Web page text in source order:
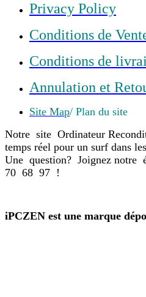
Privacy Policy
Conditions de
Conditions de
Annulation et
Site Map/ Plan du site
Notre site Ordinateur
temps réel pour un surf dans
Une question? Joignez notre
70 68 97 !
iPCZEN est une marque